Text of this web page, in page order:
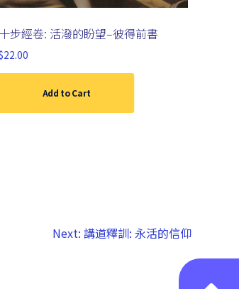
十步經卷: 活潑的盼望–彼得前書
22.00
Add to Cart
Next: 講道釋訓: 永活的信仰